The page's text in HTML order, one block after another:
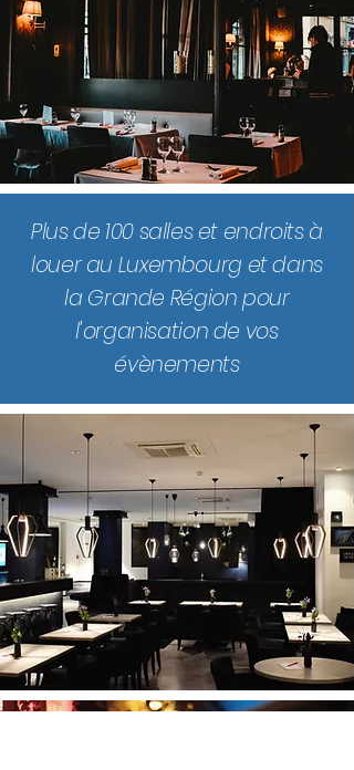
Plus de 100 salles et endroits à
louer au Luxembourg et dans
la Grande Région pour
l'organisation de vos
évènements